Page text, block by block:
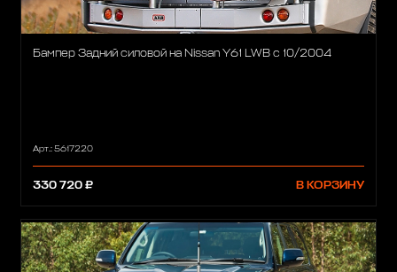
Бампер Задний силовой на Nissan Y61 LWB с 10/2004
Арт.: 5617220
330 720 ₽ В КОРЗИНУ